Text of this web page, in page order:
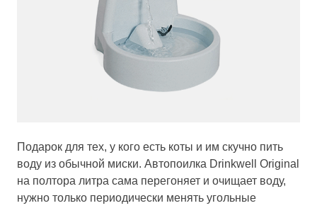
Подарок для тех, у кого есть коты и им скучно пить
воду из обычной миски. Автопоилка Drinkwell Original
на полтора литра сама перегоняет и очищает воду,
нужно только периодически менять угольные